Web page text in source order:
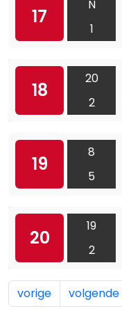
17
N
1
18
20
2
19
8
5
20
19
2
vorige volgende